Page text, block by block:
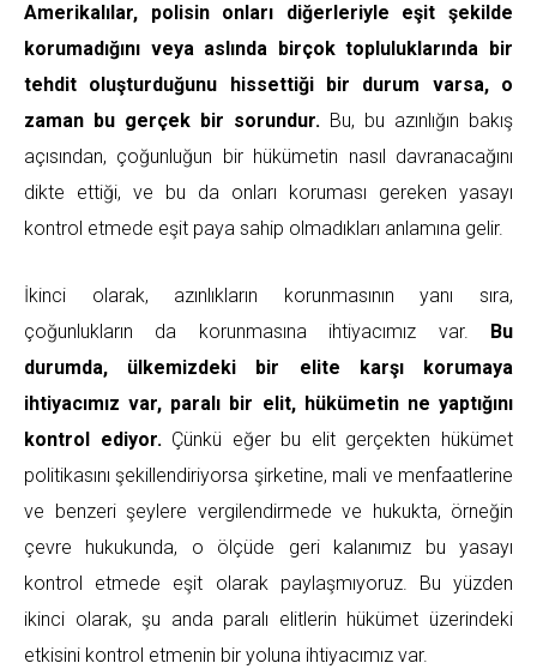
Amerikalılar, polisin onları diğerleriyle eşit şekilde
korumadığını veya aslında birçok topluluklarında bir
tehdit oluşturduğunu hissettiği bir durum varsa, o
zaman bu gerçek bir sorundur. Bu, bu azınlığın bakış
açısından, çoğunluğun bir hükümetin nasıl davranacağını
dikte ettiği, ve bu da onları koruması gereken yasayı
kontrol etmede eşit paya sahip olmadıkları anlamına gelir.
İkinci olarak, azınlıkların korunmasının yanı sıra,
çoğunlukların da korunmasına ihtiyacımız var. Bu
durumda, ülkemizdeki bir elite karşı korumaya
ihtiyacımız var, paralı bir elit, hükümetin ne yaptığını
kontrol ediyor.Çünkü eğer bu elit gerçekten hükümet
politikasını şekillendiriyorsa şirketine, mali ve menfaatlerine
ve benzeri şeylere vergilendirmede ve hukukta, örneğin
çevre hukukunda, o ölçüde geri kalanımız bu yasayı
kontrol etmede eşit olarak paylaşmıyoruz. Bu yüzden
ikinci olarak, şu anda paralı elitlerin hükümet üzerindeki
etkisini kontrol etmenin bir yoluna ihtiyacımız var.